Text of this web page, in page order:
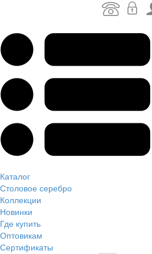
Каталог
Столовое серебро
Коллекции
Новинки
Где купить
Оптовикам
Сертификаты